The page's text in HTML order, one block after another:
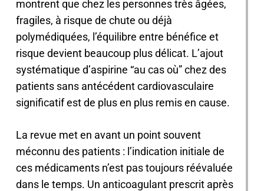
montrent que chez les personnes très âgées,
fragiles, à risque de chute ou déjà
polymédiquées, l’équilibre entre bénéfice et
risque devient beaucoup plus délicat. L’ajout
systématique d’aspirine “au cas où” chez des
patients sans antécédent cardiovasculaire
significatif est de plus en plus remis en cause.
La revue met en avant un point souvent
méconnu des patients : l’indication initiale de
ces médicaments n’est pas toujours réévaluée
dans le temps. Un anticoagulant prescrit après